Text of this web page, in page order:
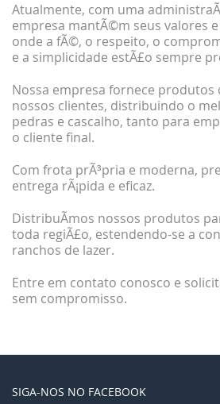
Atualmente, com uma
empresa mantÃ©m seus valores
onde a fÃ©, o respeito, o
e a simplicidade estÃ£o sempre
Nossa empresa fornece produtos
nossos clientes, distribuindo o
pedras e cascalho, tanto para
o cliente final.
Com frota prÃ³pria e moderna,
entrega rÃ¡pida e eficaz.
DistribuÃ­mos nossos produtos
toda regiÃ£o, estendendo-se a
ranchos de lazer.
Entre em contato conosco e
sem compromisso.
SIGA-NOS NO FACEBOOK